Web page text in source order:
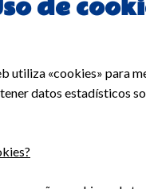
de
utiliza «cookies» para
datos estadísticos